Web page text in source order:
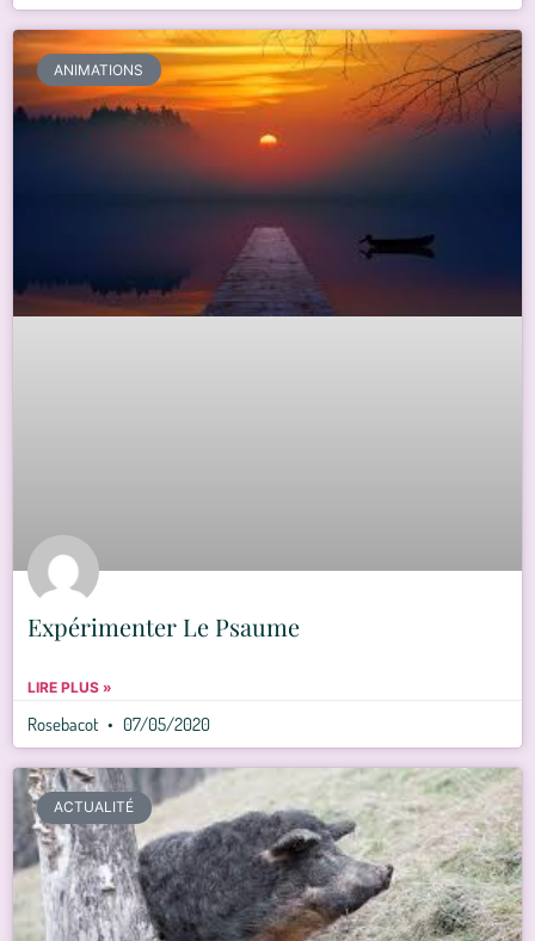
ANIMATIONS
Expérimenter Le Psaume
LIRE PLUS »
Rosebacot 07/05/2020
ACTUALITÉ